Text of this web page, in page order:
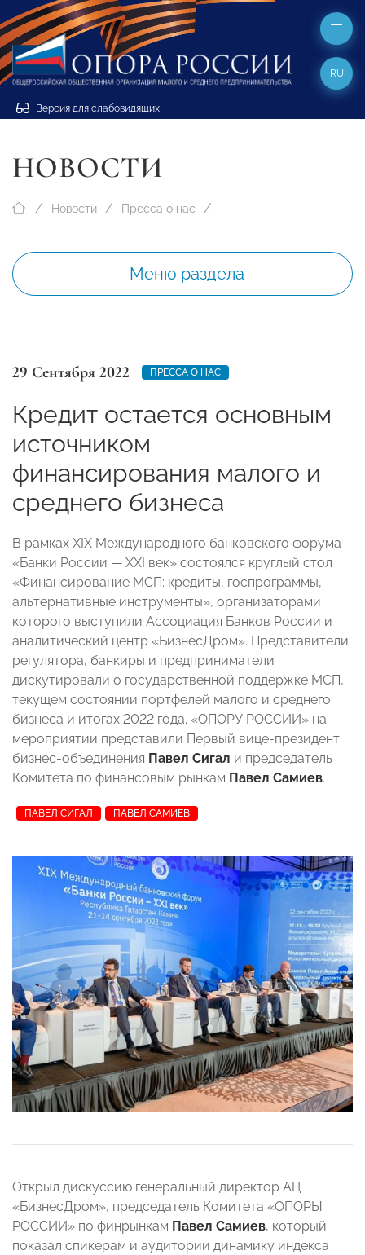
Версия для слабовидящих
RU
НОВОСТИ
Новости Пресса о нас
Меню раздела
29 Сентября 2022 ПРЕССА О НАС
Кредит остается основным
источником
финансирования малого и
среднего бизнеса
В рамках XIX Международного банковского форума
«Банки России — XXI век» состоялся круглый стол
«Финансирование МСП: кредиты, госпрограммы,
альтернативные инструменты», организаторами
которого выступили Ассоциация Банков России и
аналитический центр «БизнесДром». Представители
регулятора, банкиры и предприниматели
дискутировали о государственной поддержке МСП,
текущем состоянии портфелей малого и среднего
бизнеса и итогах 2022 года. «ОПОРУ РОССИИ» на
мероприятии представили Первый вице-президент
бизнес-объединения Павел Сигал и председатель
Комитета по финансовым рынкам Павел Самиев.
ПАВЕЛ СИГАЛ ПАВЕЛ САМИЕВ
Открыл дискуссию генеральный директор АЦ
«БизнесДром», председатель Комитета «ОПОРЫ
РОССИИ» по финрынкам Павел Самиев, который
показал спикерам и аудитории динамику индекса